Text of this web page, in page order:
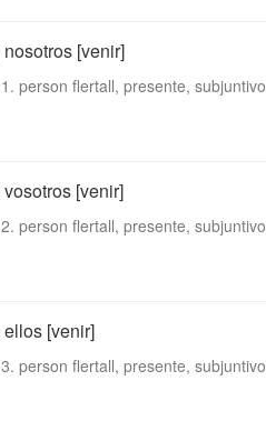
nosotros [venir]
1. person flertall, presente, subjuntivo
vosotros [venir]
2. person flertall, presente, subjuntivo
ellos [venir]
3. person flertall, presente, subjuntivo